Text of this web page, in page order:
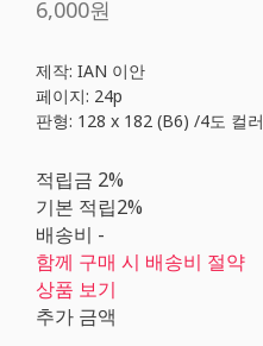
6,000원
제작: IAN 이안
페이지: 24p
판형: 128 x 182 (B6) /4도 컬러
적립금 2%
기본 적립2%
배송비 -
함께 구매 시 배송비 절약
상품 보기
추가 금액